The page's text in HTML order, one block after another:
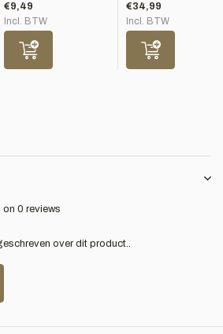
€9,49
Incl. BTW
€34,99
Incl. BTW
on 0 reviews
over dit product..